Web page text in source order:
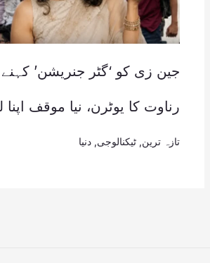
جین زی کو ‘گٹر جنریشن’ کہنے
رناوت کا یوٹرن، نیا موقف اپنا
تازہ ترین ٹیکنالوجی دنیا